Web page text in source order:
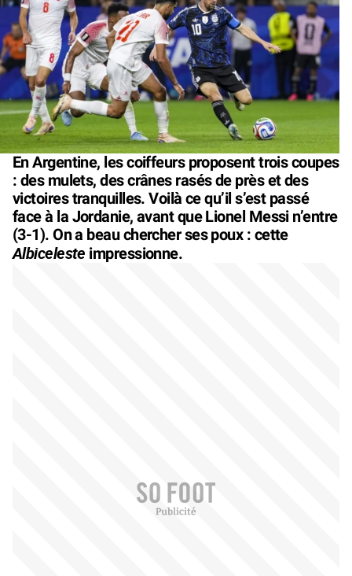
En Argentine, les coiffeurs proposent trois coupes
: des mulets, des crânes rasés de près et des
victoires tranquilles. Voilà ce qu’il s’est passé
face à la Jordanie, avant que Lionel Messi n’entre
(3-1). On a beau chercher ses poux : cette
Albiceleste impressionne.